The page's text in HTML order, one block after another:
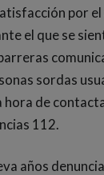
por el
el que se
sordas
hora de
112.
años